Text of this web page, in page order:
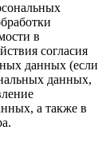
в
согласия
данных (если
данных,
а также в